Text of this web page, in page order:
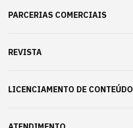
PARCERIAS COMERCIAIS
REVISTA
LICENCIAMENTO DE CONTEÚDO